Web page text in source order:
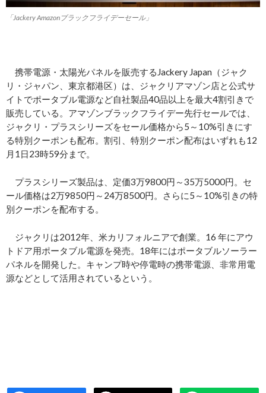
「Jackery Amazonブラックフライデーセール」
携帯電源・太陽光パネルを販売するJackery Japan（ジャク
リ・ジャパン、東京都港区）は、ジャクリアマゾン店と公式サ
イトでポータブル電源など自社製品40品以上を最大4割引きで
販売している。アマゾンブラックフライデー先行セールでは、
ジャクリ・プラスシリーズをセール価格から5～10%引きにす
る特別クーポンも配布。割引、特別クーポン配布はいずれも12
月1日23時59分まで。
プラスシリーズ製品は、定価3万9800円～35万5000円。セ
ール価格は2万9850円～24万8500円。さらに5～10%引きの特
別クーポンを配布する。
ジャクリは2012年、米カリフォルニアで創業。16 年にアウ
トドア⽤ポータブル電源を発売。18年にはポータブルソーラー
パネルを開発した。キャンプ時や停電時の携帯電源、非常用電
源などとして活用されているという。